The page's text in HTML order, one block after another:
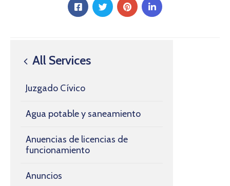
All Services
Juzgado Cívico
Agua potable y saneamiento
Anuencias de licencias de
funcionamiento
Anuncios